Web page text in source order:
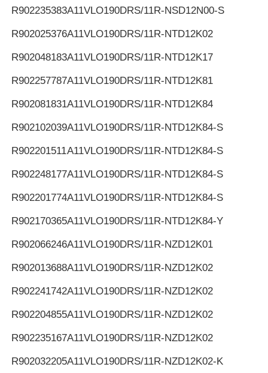
R902235383A11VLO190DRS/11R-NSD12N00-S
R902025376A11VLO190DRS/11R-NTD12K02
R902048183A11VLO190DRS/11R-NTD12K17
R902257787A11VLO190DRS/11R-NTD12K81
R902081831A11VLO190DRS/11R-NTD12K84
R902102039A11VLO190DRS/11R-NTD12K84-S
R902201511A11VLO190DRS/11R-NTD12K84-S
R902248177A11VLO190DRS/11R-NTD12K84-S
R902201774A11VLO190DRS/11R-NTD12K84-S
R902170365A11VLO190DRS/11R-NTD12K84-Y
R902066246A11VLO190DRS/11R-NZD12K01
R902013688A11VLO190DRS/11R-NZD12K02
R902241742A11VLO190DRS/11R-NZD12K02
R902204855A11VLO190DRS/11R-NZD12K02
R902235167A11VLO190DRS/11R-NZD12K02
R902032205A11VLO190DRS/11R-NZD12K02-K